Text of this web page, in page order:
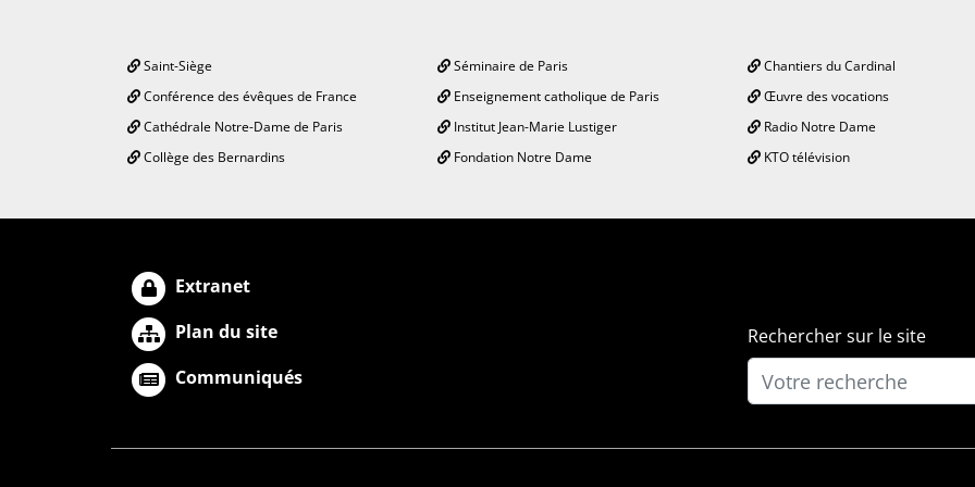
Saint-Siège
Conférence des évêques de France
Cathédrale Notre-Dame de Paris
Collège des Bernardins
Séminaire de Paris
Enseignement catholique de Paris
Institut Jean-Marie Lustiger
Fondation Notre Dame
Chantiers du Cardinal
Œuvre des vocations
Radio Notre Dame
KTO télévision
Extranet
Plan du site
Communiqués
Rechercher sur le site